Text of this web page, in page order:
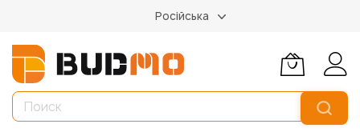
Російська